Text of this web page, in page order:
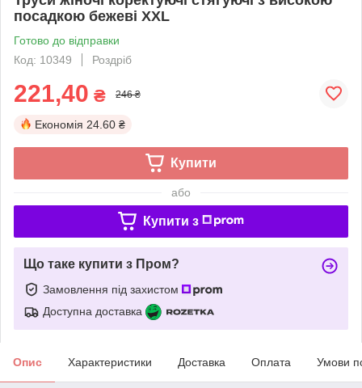
посадкою бежеві XXL
Готово до відправки
Код: 10349
Роздріб
221,40 ₴ 246 ₴
Економія 24.60 ₴
Купити
або
Купити з
Що таке купити з Пром?
Замовлення під захистом
Доступна доставка
Опис Характеристики Доставка Оплата Умови